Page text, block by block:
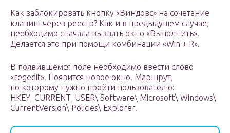
Как заблокировать кнопку «Виндовс» на сочетание
клавиш через реестр? Как и в предыдущем случае,
необходимо сначала вызвать окно «Выполнить».
Делается это при помощи комбинации «Win + R».
В появившемся поле необходимо ввести слово
«regedit». Появится новое окно. Маршрут,
по которому нужно пройти пользователю:
HKEY_CURRENT_USER\ Software\ Microsoft\ Windows\
CurrentVersion\ Policies\ Explorer.